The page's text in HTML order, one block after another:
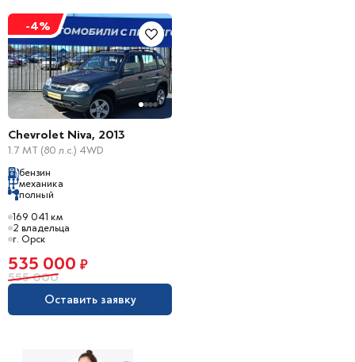
-4%
Chevrolet Niva, 2013
1.7 MT (80 л.с.) 4WD
бензин
механика
полный
169 041 км
2 владельца
г. Орск
535 000 ₽
555 000
Оставить заявку